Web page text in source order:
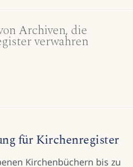
Archiven, die
verwahren
für Kirchenregister
Kirchenbüchern bis zu